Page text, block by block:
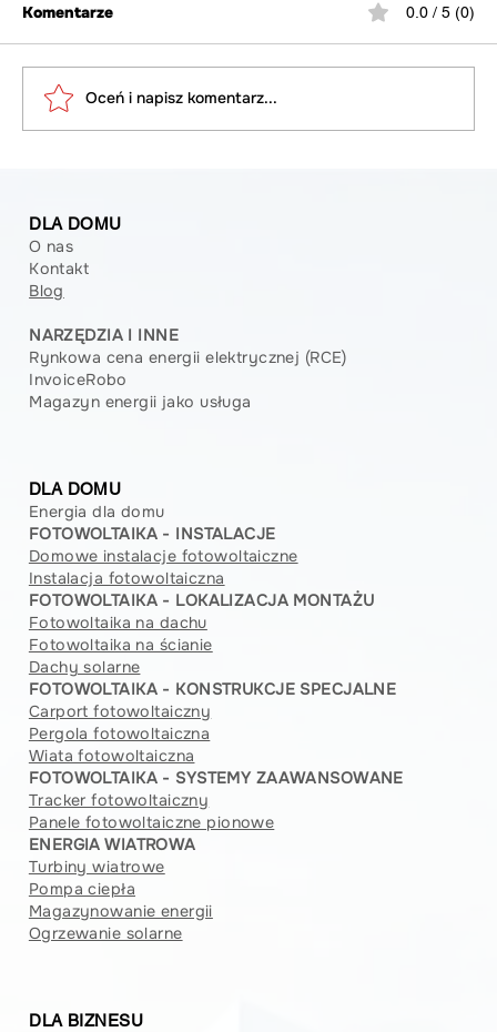
ciepła w Poznaniu
Komentarze 0.0 / 5 (0)
Oceń i napisz komentarz...
DLA DOMU
O nas
Kontakt
Blog
NARZĘDZIA I INNE
Rynkowa cena energii elektrycznej (RCE)
InvoiceRobo
Magazyn energii jako usługa
DLA BIZNESU
DLA DOMU
Energia dla domu
FOTOWOLTAIKA - INSTALACJE
Domowe instalacje fotowoltaiczne
Instalacja fotowoltaiczna
FOTOWOLTAIKA - LOKALIZACJA MONTAŻU
Fotowoltaika na dachu
Fotowoltaika na ścianie
Dachy solarne
FOTOWOLTAIKA - KONSTRUKCJE SPECJALNE
Carport fotowoltaiczny
Pergola fotowoltaiczna
Wiata fotowoltaiczna
FOTOWOLTAIKA - SYSTEMY ZAAWANSOWANE
Tracker fotowoltaiczny
Panele fotowoltaiczne pionowe
ENERGIA WIATROWA
Turbiny wiatrowe
Pompa ciepła
Magazynowanie energii
Ogrzewanie solarne